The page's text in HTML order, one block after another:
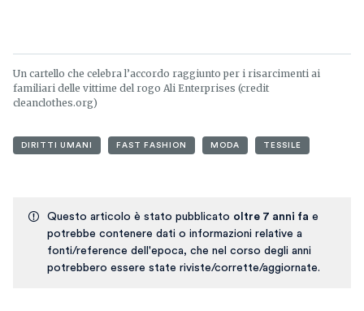
Un cartello che celebra l’accordo raggiunto per i risarcimenti ai
familiari delle vittime del rogo Ali Enterprises (credit
cleanclothes.org)
DIRITTI UMANI FAST FASHION MODA TESSILE
Questo articolo è stato pubblicato oltre 7 anni fa e
potrebbe contenere dati o informazioni relative a
fonti/reference dell'epoca, che nel corso degli anni
potrebbero essere state riviste/corrette/aggiornate.